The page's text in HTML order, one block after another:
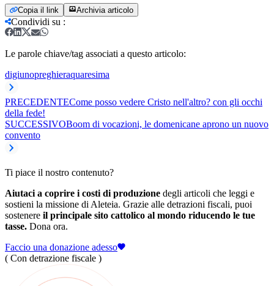
Copia il link Archivia articolo
Condividi su :
Le parole chiave/tag associati a questo articolo:
digiunopreghieraquaresima
PRECEDENTECome posso vedere Cristo nell'altro? con gli occhi
della fede!
SUCCESSIVOBoom di vocazioni, le domenicane aprono un nuovo
convento
Ti piace il nostro contenuto?
Aiutaci a coprire i costi di produzione degli articoli che leggi e
sostieni la missione di Aleteia. Grazie alle detrazioni fiscali, puoi
sostenere il principale sito cattolico al mondo riducendo le tue
tasse. Dona ora.
Faccio una donazione adesso
( Con detrazione fiscale )